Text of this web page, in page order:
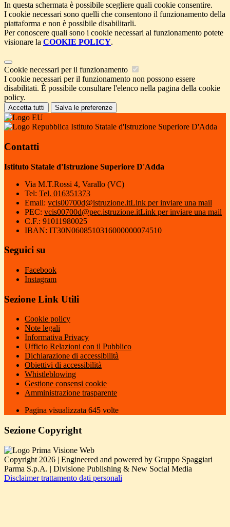
In questa schermata è possibile scegliere quali cookie consentire.
I cookie necessari sono quelli che consentono il funzionamento della
piattaforma e non è possibile disabilitarli.
Per conoscere quali sono i cookie necessari al funzionamento potete
visionare la COOKIE POLICY.
Cookie necessari per il funzionamento
I cookie necessari per il funzionamento non possono essere
disabilitati. È possibile consultare l'elenco nella pagina della cookie
policy.
Accetta tutti Salva le preferenze
Istituto Statale d'Istruzione Superiore D'Adda
Contatti
Istituto Statale d'Istruzione Superiore D'Adda
Via M.T.Rossi 4, Varallo (VC)
Tel: Tel. 016351373
Email: vcis00700d@istruzione.itLink per inviare una mail
PEC: vcis00700d@pec.istruzione.itLink per inviare una mail
C.F.: 91011980025
IBAN: IT30N0608510316000000074510
Seguici su
Facebook
Instagram
Sezione Link Utili
Cookie policy
Note legali
Informativa Privacy
Ufficio Relazioni con il Pubblico
Dichiarazione di accessibilità
Obiettivi di accessibilità
Whistleblowing
Gestione consensi cookie
Amministrazione trasparente
Pagina visualizzata 645 volte
Sezione Copyright
Copyright 2026 | Engineered and powered by Gruppo Spaggiari
Parma S.p.A. | Divisione Publishing & New Social Media
Disclaimer trattamento dati personali